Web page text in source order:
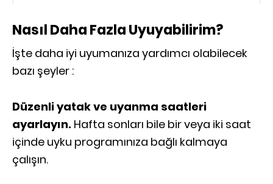
Nasıl Daha Fazla Uyuyabilirim?
İşte daha iyi uyumanıza yardımcı olabilecek
bazı şeyler :
Düzenli yatak ve uyanma saatleri
ayarlayın. Hafta sonları bile bir veya iki saat
içinde uyku programınıza bağlı kalmaya
çalışın.